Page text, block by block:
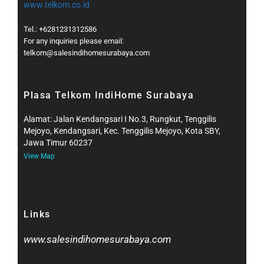
www.telkom.co.id
Tel.: +6281231312586
For any inquiries please email:
telkom@salesindihomesurabaya.com​
Plasa Telkom IndiHome Surabaya
Alamat: Jalan Kendangsari I No.3, Rungkut, Tenggilis
Mejoyo, Kendangsari, Kec. Tenggilis Mejoyo, Kota SBY,
Jawa Timur 60237
View Map
Links
www.salesindihomesurabaya.com​